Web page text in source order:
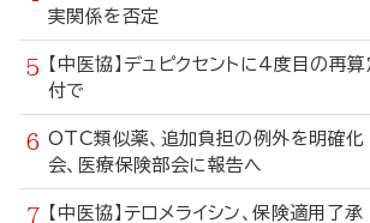
実関係を否定
【中医協】デュピクセントに4度目の
付で
OTC類似薬、追加負担の例外を明
会、医療保険部会に報告へ
【中医協】テロメライシン、保険適用